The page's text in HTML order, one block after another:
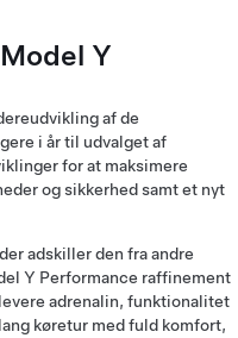
Y
af de
i år til udvalget af
for at maksimere
og sikkerhed samt et nyt
adskiller den fra andre
Y Performance raffinement
adrenalin, funktionalitet
køretur med fuld komfort,